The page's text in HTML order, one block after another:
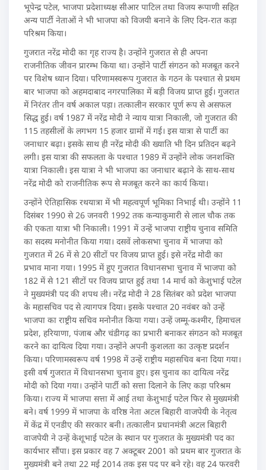
भूपेन्द्र पटेल, भाजपा प्रदेशाध्यक्ष सीआर पाटिल तथा विजय रूपाणी सहित
अन्य पार्टी नेताओं ने भी भाजपा को विजयी बनाने के लिए दिन-रात कड़ा
परिश्रम किया।
गुजरात नरेंद्र मोदी का गृह राज्य है। उन्होंने गुजरात से ही अपना
राजनीतिक जीवन प्रारम्भ किया था। उन्होंने पार्टी संगठन को मजबूत करने
पर विशेष ध्यान दिया। परिणामस्वरूप गुजरात के गठन के पश्चात से प्रथम
बार भाजपा को अहमदाबाद नगरपालिका में बड़ी विजय प्राप्त हुई। गुजरात
में निरंतर तीन वर्ष अकाल पड़ा। तत्कालीन सरकार पूर्ण रूप से असफल
सिद्ध हुई। वर्ष 1987 में नरेंद्र मोदी ने न्याय यात्रा निकाली, जो गुजरात की
115 तहसीलों के लगभग 15 हजार ग्रामों में गई। इस यात्रा से पार्टी का
जनाधार बढ़ा। इसके साथ ही नरेंद्र मोदी की ख्याति भी दिन प्रतिदन बढ़ने
लगी। इस यात्रा की सफलता के पश्चात 1989 में उन्होंने लोक जनशक्ति
यात्रा निकाली। इस यात्रा ने भी भाजपा का जनाधार बढ़ाने के साथ-साथ
नरेंद्र मोदी को राजनीतिक रूप से मजबूत करने का कार्य किया।
उन्होंने ऐतिहासिक रथयात्रा में भी महत्वपूर्ण भूमिका निभाई थी। उन्होंने 11
दिसंबर 1990 से 26 जनवरी 1992 तक कन्याकुमारी से लाल चौक तक
की एकता यात्रा भी निकाली। 1991 में उन्हें भाजपा राष्ट्रीय चुनाव समिति
का सदस्य मनोनीत किया गया। दसवें लोकसभा चुनाव में भाजपा को
गुजरात में 26 में से 20 सीटों पर विजय प्राप्त हुई। इसे नरेंद्र मोदी का
प्रभाव माना गया। 1995 में हुए गुजरात विधानसभा चुनाव में भाजपा को
182 में से 121 सीटों पर विजय प्राप्त हुई तथा 14 मार्च को केशुभाई पटेल
ने मुख्यमंत्री पद की शपथ ली। नरेंद्र मोदी ने 28 सितंबर को प्रदेश भाजपा
के महासचिव पद से त्यागपत्र दिया। इसके पश्चात 20 नवंबर को उन्हें
भाजपा का राष्ट्रीय सचिव मनोनीत किया गया। उन्हें जम्मू-कश्मीर, हिमाचल
प्रदेश, हरियाणा, पंजाब और चंडीगढ़ का प्रभारी बनाकर संगठन को मजबूत
करने का दायित्व दिया गया। उन्होंने अपनी कुशलता का उत्कृष्ट प्रदर्शन
किया। परिणामस्वरूप वर्ष 1998 में उन्हें राष्ट्रीय महासचिव बना दिया गया।
इसी वर्ष गुजरात में विधानसभा चुनाव हुए। इस चुनाव का दायित्व नरेंद्र
मोदी को दिया गया। उन्होंने पार्टी को सत्ता दिलाने के लिए कड़ा परिश्रम
किया। राज्य में भाजपा सत्ता में आई तथा केशुभाई पटेल फिर से मुख्यमंत्री
बने। वर्ष 1999 में भाजपा के वरिष्ठ नेता अटल बिहारी वाजपेयी के नेतृत्व
में केंद्र में एनडीए की सरकार बनी। तत्कालीन प्रधानमंत्री अटल बिहारी
वाजपेयी ने उन्हें केशूभाई पटेल के स्थान पर गुजरात के मुख्यमंत्री पद का
कार्यभार सौंपा। इस प्रकार वह 7 अक्टूबर 2001 को प्रथम बार गुजरात के
मुख्यमंत्री बने तथा 22 मई 2014 तक इस पद पर बने रहे। वह 24 फरवरी